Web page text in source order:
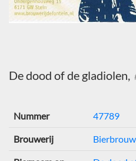
De dood of de gladiolen,
Nummer
47789
Brouwerij